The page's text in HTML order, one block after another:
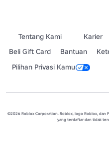
Tentang Kami Karier
Beli Gift Card
Bantuan
Pilihan Privasi Kamu
©2026 Roblox Corporation. Roblox, logo Roblox, dan
yang terdaftar dan tidak